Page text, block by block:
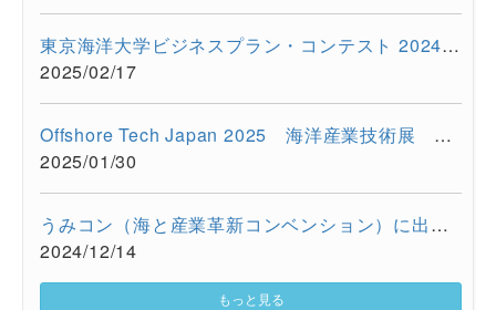
東京海洋大学ビジネスプラン・コンテスト 2024を開催しました
2025/02/17
Offshore Tech Japan 2025 海洋産業技術展 ー海洋資源の利活用...
2025/01/30
うみコン（海と産業革新コンベンション）に出展しました（12/13 ...
2024/12/14
もっと見る